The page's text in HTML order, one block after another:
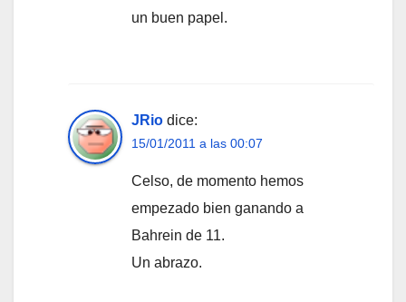
un buen papel.
JRio dice:
15/01/2011 a las 00:07
Celso, de momento hemos
empezado bien ganando a
Bahrein de 11.
Un abrazo.